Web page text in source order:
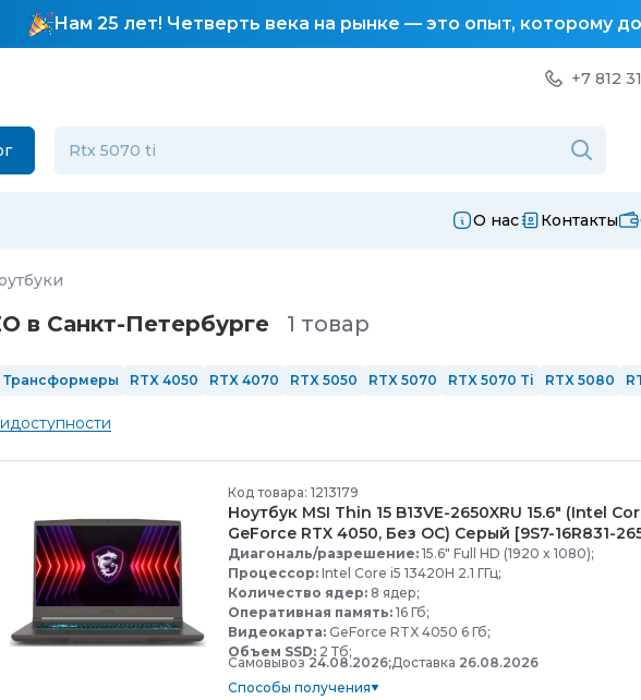
Нам 25 лет! Четверть века на рынке — это опыт, которому
+7 812
О нас Контакты
в Санкт-Петербургe 1 товар
Трансформеры RTX 4050 RTX 4070 RTX 5050 RTX 5070 RTX 5070 Ti RTX 5080
доступности
Код товара: 1213179
Ноутбук MSI Thin 15 B13VE-2650XRU 15.6" (Intel
GeForce RTX 4050, Без ОС) Серый [9S7-16R831-
Диагональ/разрешение: 15.6" Full HD (1920 x 1080);
Процессор: Intel Core i5 13420H 2.1 ГГц;
Количество ядер: 8 ядер;
Оперативная память: 16 Гб;
Видеокарта: GeForce RTX 4050 6 Гб;
Объем SSD: 2 Тб;
Самовывоз 24.08.2026;Доставка 26.08.2026
Способы получения